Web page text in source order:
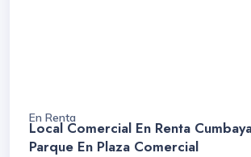
En Renta
Local Comercial En Renta
Parque En Plaza Comercial